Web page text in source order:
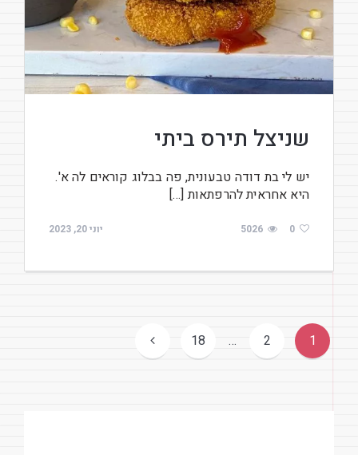
שניצל תירס ביתי
יש לי בת דודה טבעונית, פה בבלוג קוראים לה א'.
היא אחראית להרפתאות […]
יוני 20, 2023 5026 0
ניווט
1
2
…
18